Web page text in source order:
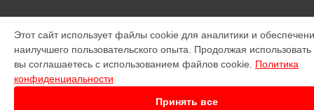
Toshiba.
Этот сайт использует файлы cookie для аналитики и
наилучшего пользовательского опыта. Продолжая использовать
вы соглашаетесь с использованием файлов cookie. Политика
конфиденциальности
Принять все